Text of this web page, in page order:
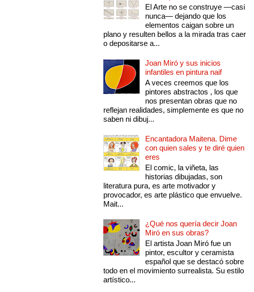
El Arte no se construye —casi
nunca— dejando que los
elementos caigan sobre un
plano y resulten bellos a la mirada tras caer
o depositarse a...
Joan Miró y sus inicios
infantiles en pintura naif
A veces creemos que los
pintores abstractos , los que
nos presentan obras que no
reflejan realidades, simplemente es que no
saben ni dibuj...
Encantadora Maitena. Dime
con quien sales y te diré quien
eres
El comic, la viñeta, las
historias dibujadas, son
literatura pura, es arte motivador y
provocador, es arte plástico que envuelve.
Mait...
¿Qué nos quería decir Joan
Miró en sus obras?
El artista Joan Miró fue un
pintor, escultor y ceramista
español que se destacó sobre
todo en el movimiento surrealista. Su estilo
artístico...